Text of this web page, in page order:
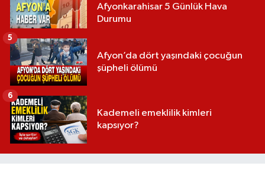
Afyonkarahisar 5 Günlük Hava
Durumu
Afyon’da dört yaşındaki çocuğun
şüpheli ölümü
5
Kademeli emeklilik kimleri
kapsıyor?
6